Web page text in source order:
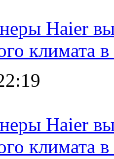
Haier
климата
Haier
климата